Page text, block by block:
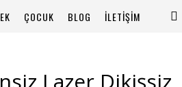
ÇOCUK BLOG İLETİŞİM
Lazer Dikişsiz